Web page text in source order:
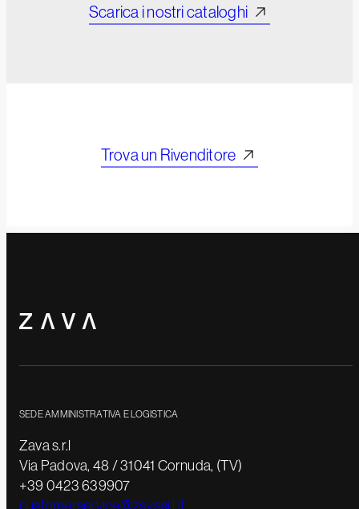
Scarica i nostri cataloghi
Trova un Rivenditore
SEDE AMMINISTRATIVA E LOGISTICA
Zava s.r.l
Via Padova, 48 / 31041 Cornuda, (TV)
+39 0423 639907